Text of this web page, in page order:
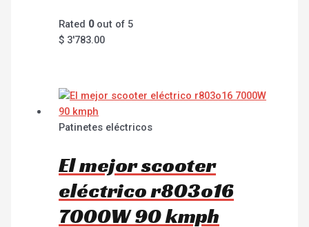
Rated 0out of 5
$ 3'783.00
Patinetes eléctricos
El mejor scooter
eléctrico r803o16
7000W 90 kmph